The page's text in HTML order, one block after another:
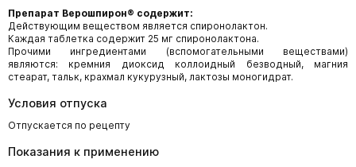
Препарат Верошпирон® содержит:
Действующим веществом является спиронолактон.
Каждая таблетка содержит 25 мг спиронолактона.
Прочими ингредиентами (вспомогательными веществами)
являются: кремния диоксид коллоидный безводный, магния
стеарат, тальк, крахмал кукурузный, лактозы моногидрат.
Условия отпуска
Отпускается по рецепту
Показания к применению